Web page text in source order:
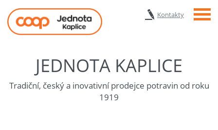
Kontakty Menu
JEDNOTA KAPLICE
Tradiční, český a inovativní prodejce potravin od roku
1919